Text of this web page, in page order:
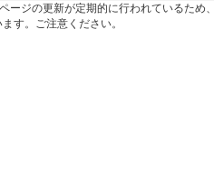
ージの更新が定期的に行われているため
す。ご注意ください。